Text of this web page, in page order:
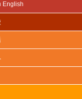
English
号